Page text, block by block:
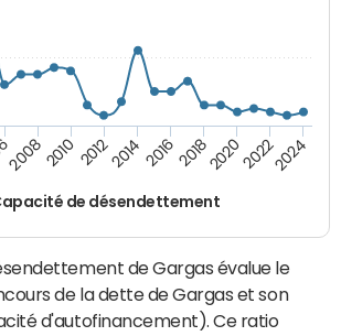
de désendettement
20082010 2012201420162018202020222024
de Gargas évalue le
de la dette de Gargas et son
d'autofinancement). Ce ratio